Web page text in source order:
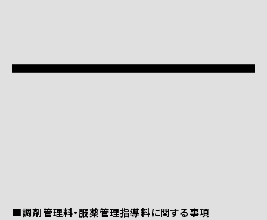
■調剤管理料・服薬管理指導料に関する事項